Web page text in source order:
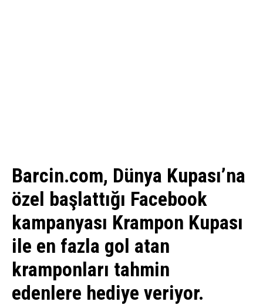
Barcin.com, Dünya Kupası’na
özel başlattığı Facebook
kampanyası Krampon Kupası
ile en fazla gol atan
kramponları tahmin
edenlere hediye veriyor.